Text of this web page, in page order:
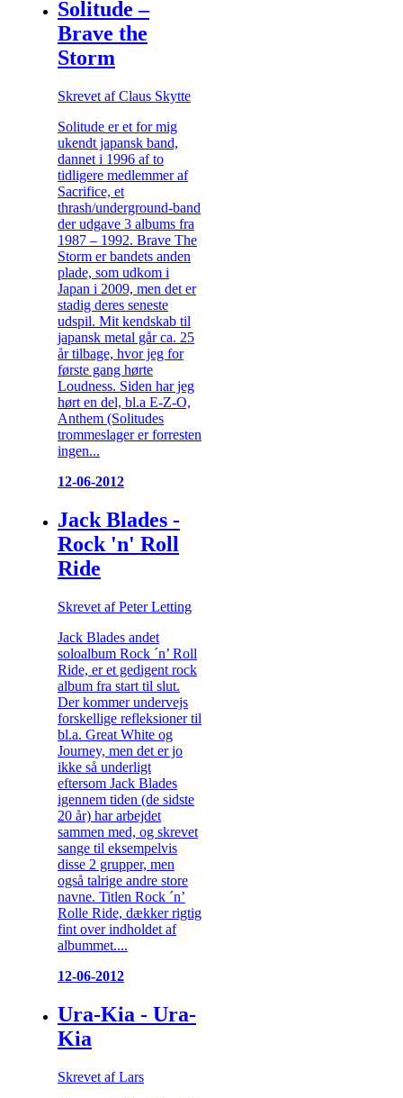
Solitude –
Brave the
Storm
Skrevet af Claus Skytte
Solitude er et for mig
ukendt japansk band,
dannet i 1996 af to
tidligere medlemmer af
Sacrifice, et
thrash/underground-band
der udgave 3 albums fra
1987 – 1992. Brave The
Storm er bandets anden
plade, som udkom i
Japan i 2009, men det er
stadig deres seneste
udspil. Mit kendskab til
japansk metal går ca. 25
år tilbage, hvor jeg for
første gang hørte
Loudness. Siden har jeg
hørt en del, bl.a E-Z-O,
Anthem (Solitudes
trommeslager er forresten
ingen...
12-06-2012
Jack Blades -
Rock 'n' Roll
Ride
Skrevet af Peter Letting
Jack Blades andet
soloalbum Rock ´n’ Roll
Ride, er et gedigent rock
album fra start til slut.
Der kommer undervejs
forskellige refleksioner til
bl.a. Great White og
Journey, men det er jo
ikke så underligt
eftersom Jack Blades
igennem tiden (de sidste
20 år) har arbejdet
sammen med, og skrevet
sange til eksempelvis
disse 2 grupper, men
også talrige andre store
navne. Titlen Rock ´n’
Rolle Ride, dækker rigtig
fint over indholdet af
albummet....
12-06-2012
Ura-Kia - Ura-
Kia
Skrevet af Lars